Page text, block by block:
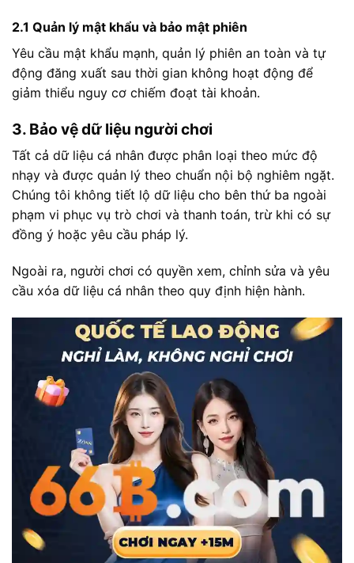
2.1 Quản lý mật khẩu và bảo mật phiên
Yêu cầu mật khẩu mạnh, quản lý phiên an toàn và tự
động đăng xuất sau thời gian không hoạt động để
giảm thiểu nguy cơ chiếm đoạt tài khoản.
3. Bảo vệ dữ liệu người chơi
Tất cả dữ liệu cá nhân được phân loại theo mức độ
nhạy và được quản lý theo chuẩn nội bộ nghiêm ngặt.
Chúng tôi không tiết lộ dữ liệu cho bên thứ ba ngoài
phạm vi phục vụ trò chơi và thanh toán, trừ khi có sự
đồng ý hoặc yêu cầu pháp lý.
Ngoài ra, người chơi có quyền xem, chỉnh sửa và yêu
cầu xóa dữ liệu cá nhân theo quy định hiện hành.